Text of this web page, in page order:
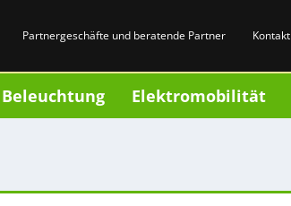
Partnergeschäfte und beratende Partner Kontakt
Beleuchtung Elektromobilität